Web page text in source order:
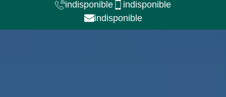
indisponible
indisponible
indisponible